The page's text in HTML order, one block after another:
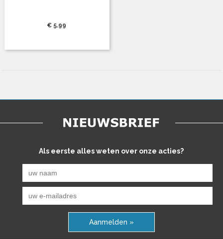
€ 5.99
Als eerste alles weten over onze acties?
Aanmelden »